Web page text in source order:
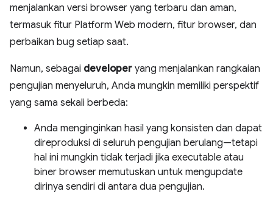
menjalankan versi browser yang terbaru dan aman,
termasuk fitur Platform Web modern, fitur browser, dan
perbaikan bug setiap saat.
Namun, sebagai developer yang menjalankan rangkaian
pengujian menyeluruh, Anda mungkin memiliki perspektif
yang sama sekali berbeda:
Anda menginginkan hasil yang konsisten dan dapat
direproduksi di seluruh pengujian berulang—tetapi
hal ini mungkin tidak terjadi jika executable atau
biner browser memutuskan untuk mengupdate
dirinya sendiri di antara dua pengujian.